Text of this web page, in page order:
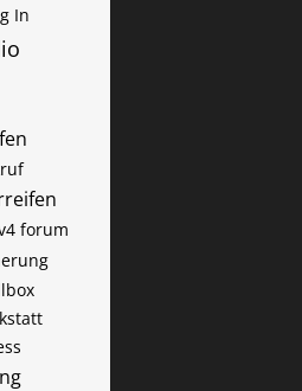
In
forum